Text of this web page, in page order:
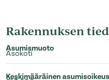
Rakennuksen
Asumismuoto
Asokoti
Keskimääräinen